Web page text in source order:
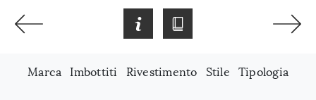
Marca Imbottiti Rivestimento Stile Tipologia